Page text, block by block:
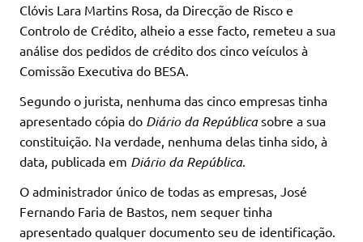
Clóvis Lara Martins Rosa, da Direcção de Risco e
Controlo de Crédito, alheio a esse facto, remeteu a sua
análise dos pedidos de crédito dos cinco veículos à
Comissão Executiva do BESA.
Segundo o jurista, nenhuma das cinco empresas tinha
apresentado cópia do Diário da Repúblicasobre a sua
constituição. Na verdade, nenhuma delas tinha sido, à
data, publicada em Diário da República.
O administrador único de todas as empresas, José
Fernando Faria de Bastos, nem sequer tinha
apresentado qualquer documento seu de identificação.